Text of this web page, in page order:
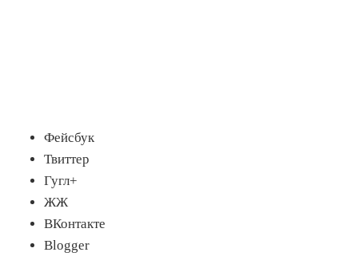
Фейсбук
Твиттер
Гугл+
ЖЖ
ВКонтакте
Blogger